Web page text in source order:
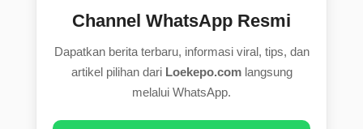
Channel WhatsApp Resmi
Dapatkan berita terbaru, informasi viral, tips, dan
artikel pilihan dari Loekepo.comlangsung
melalui WhatsApp.